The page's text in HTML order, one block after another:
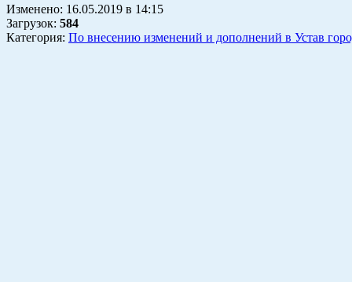
Изменено: 16.05.2019 в 14:15
Загрузок: 584
Категория: По внесению изменений и дополнений в Устав